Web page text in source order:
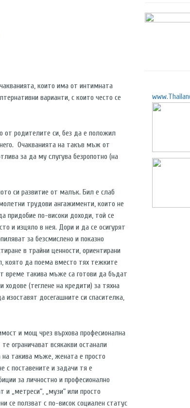
които има от интимната
варианти, с които често се
от родителите си, без да е положил
него. Очакванията на такъв мъж от
за да му слугува безропотно (на
си развитие от малък. Бил е слаб
трудови ангажименти, които не
придобие по-високи доходи, той се
и изцяло в нея. Дори и да се осигурят
за безсмислено и показно
в трайни ценности, ориентирани
която да поема вместо тях тежките
време такива мъже са готови да бъдат
ходове (теглене на кредити) за тяхна
изоставят досегашните си спасителка,
и мощ чрез върхова професионална
ограничават всякакви останали
на такива мъже, жената е просто
поставените и задачи тя е
за личностно и професионално
„метреси“, „музи“ или просто
ползват с по-висок социален статус